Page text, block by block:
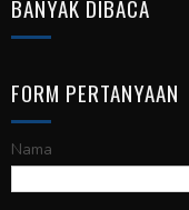
BANYAK DIBACA
FORM PERTANYAAN
Nama